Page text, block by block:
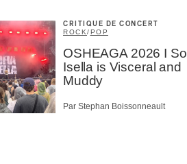
CRITIQUE DE CONCERT
ROCK/POP
OSHEAGA 2026 I
Isella is Visceral and
Muddy
Par Stephan Boissonneault